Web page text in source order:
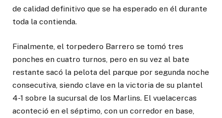
de calidad definitivo que se ha esperado en él durante
toda la contienda.
Finalmente, el torpedero Barrero se tomó tres
ponches en cuatro turnos, pero en su vez al bate
restante sacó la pelota del parque por segunda noche
consecutiva, siendo clave en la victoria de su plantel
4-1 sobre la sucursal de los Marlins. El vuelacercas
aconteció en el séptimo, con un corredor en base,